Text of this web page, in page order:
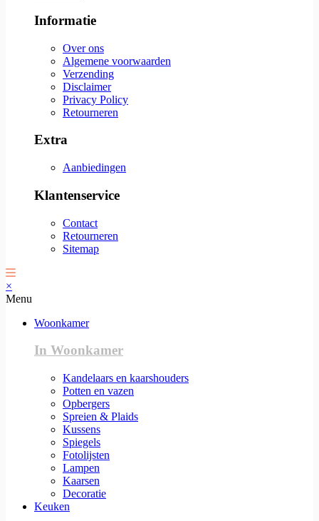
Informatie
Over ons
Algemene voorwaarden
Verzending
Disclaimer
Privacy Policy
Retourneren
Extra
Aanbiedingen
Klantenservice
Contact
Retourneren
Sitemap
×
Menu
Woonkamer
In Woonkamer
Kandelaars en kaarshouders
Potten en vazen
Opbergers
Spreien & Plaids
Kussens
Spiegels
Fotolijsten
Lampen
Kaarsen
Decoratie
Keuken